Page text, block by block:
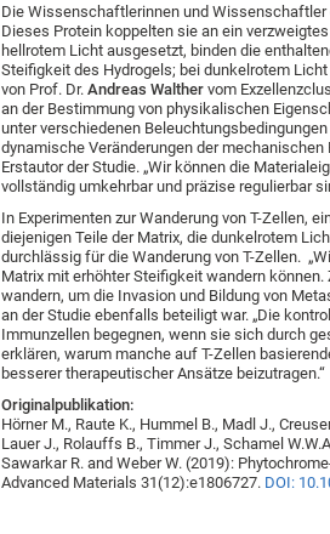
Die Wissenschaftlerinnen und
Dieses Protein koppelten sie an ein
hellrotem Licht ausgesetzt, binden die
Steifigkeit des Hydrogels; bei dunkelrotem
von Prof. Dr. Andreas Walther vom
an der Bestimmung von physikalischen
unter verschiedenen
dynamische Veränderungen der mechanischen
Erstautor der Studie. „Wir können die
vollständig umkehrbar und präzise regulierbar
In Experimenten zur Wanderung von T-Zellen,
diejenigen Teile der Matrix, die dunkelrotem
durchlässig für die Wanderung von T-Zellen.
Matrix mit erhöhter Steifigkeit wandern
wandern, um die Invasion und Bildung von
an der Studie ebenfalls beteiligt war. „Die
Immunzellen begegnen, wenn sie sich durch
erklären, warum manche auf T-Zellen
besserer therapeutischer Ansätze beizutragen.“
Originalpublikation:
Hörner M., Raute K., Hummel B., Madl J.,
Lauer J., Rolauffs B., Timmer J., Schamel
Sawarkar R. and Weber W. (2019):
Advanced Materials 31(12):e1806727. DOI: